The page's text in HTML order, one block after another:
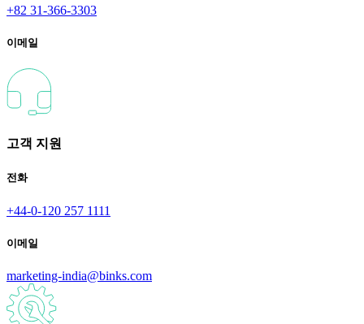
+82 31-366-3303
이메일
고객 지원
전화
+44-0-120 257 1111
이메일
marketing-india@binks.com